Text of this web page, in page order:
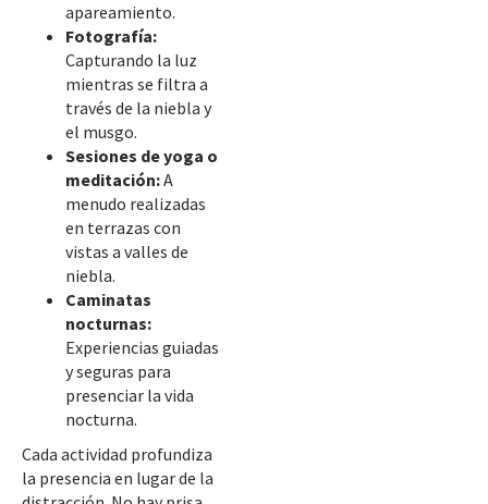
apareamiento.
Fotografía:
Capturando la luz
mientras se filtra a
través de la niebla y
el musgo.
Sesiones de yoga o
meditación:A
menudo realizadas
en terrazas con
vistas a valles de
niebla.
Caminatas
nocturnas:
Experiencias guiadas
y seguras para
presenciar la vida
nocturna.
Cada actividad profundiza
la presencia en lugar de la